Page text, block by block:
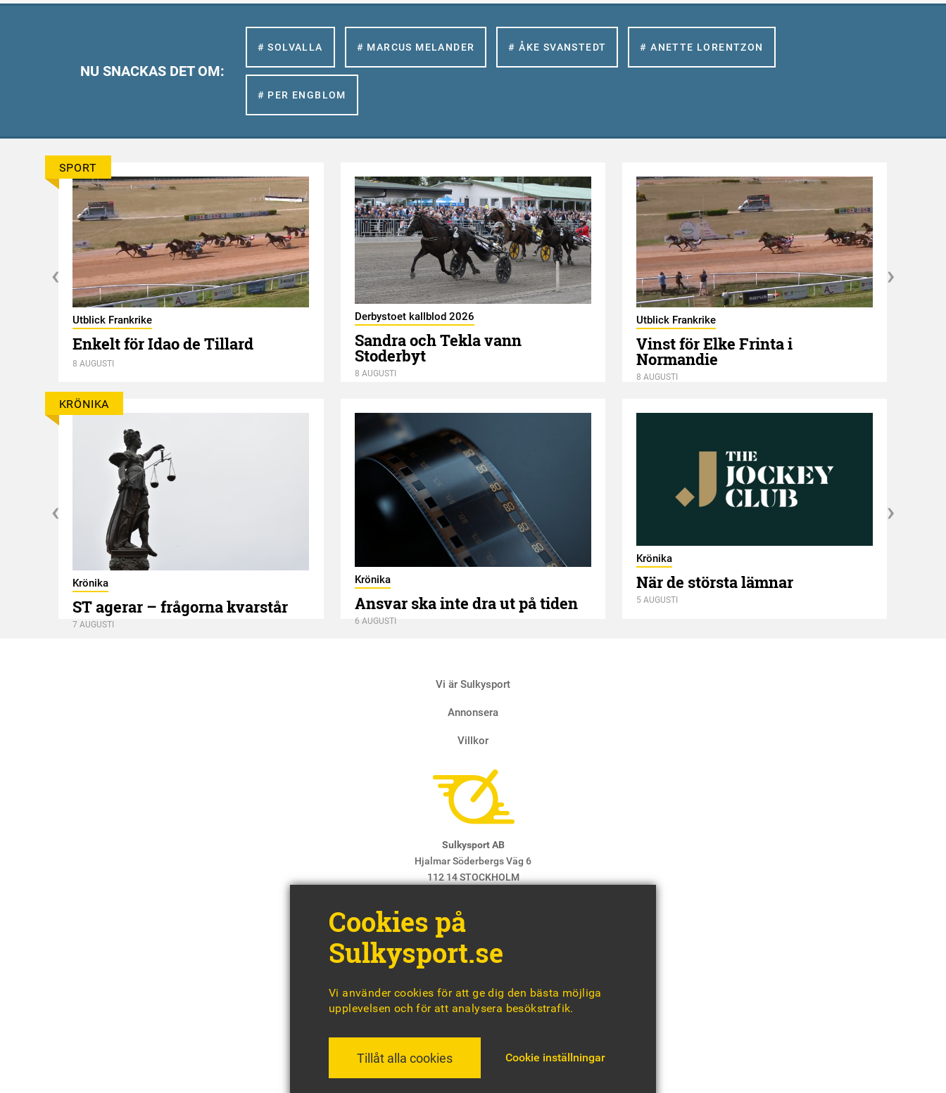
NU SNACKAS DET OM:
# SOLVALLA # MARCUS MELANDER # ÅKE SVANSTEDT # ANETTE LORENTZON
# PER ENGBLOM
SPORT
Utblick Frankrike
Enkelt för Idao de Tillard
8 AUGUSTI
Derbystoet kallblod 2026
Sandra och Tekla vann
Stoderbyt
8 AUGUSTI
Utblick Frankrike
Vinst för Elke Frinta i
Normandie
8 AUGUSTI
KRÖNIKA
Krönika
ST agerar – frågorna kvarstår
7 AUGUSTI
Krönika
Ansvar ska inte dra ut på tiden
6 AUGUSTI
Krönika
När de största lämnar
5 AUGUSTI
Vi är Sulkysport
Annonsera
Villkor
Sulkysport AB
Hjalmar Söderbergs Väg 6
112 14 STOCKHOLM
Chefredaktör & ansvarig utgivare:
Cookies på
Sulkysport.se
Vi använder cookies för att ge dig den bästa möjliga
upplevelsen och för att analysera besökstrafik.
Tillåt alla cookies Cookie inställningar